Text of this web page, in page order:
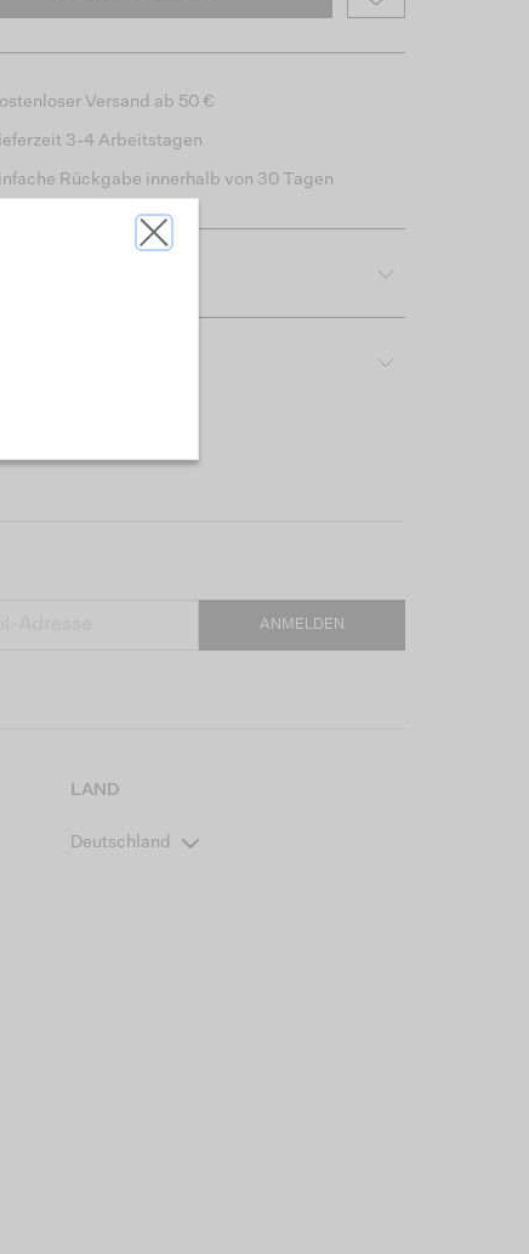
Versand ab 50 €
3-4 Arbeitstagen
Rückgabe innerhalb von 30 Tagen
ANMELDEN
LAND
Deutschland